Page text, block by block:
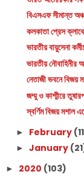
বিএসএফ সীমান্ত
কলকাতা প্রেস
ভারতীয় বায়ুসেনা
ভারতীয় নৌবাহিনীর
নেতাজী ভবনে বিজয়
জম্মু ও কাশ্মীরে
স্বর্ণিম বিজয় মশাল
► February
► January
► 2020 (103)